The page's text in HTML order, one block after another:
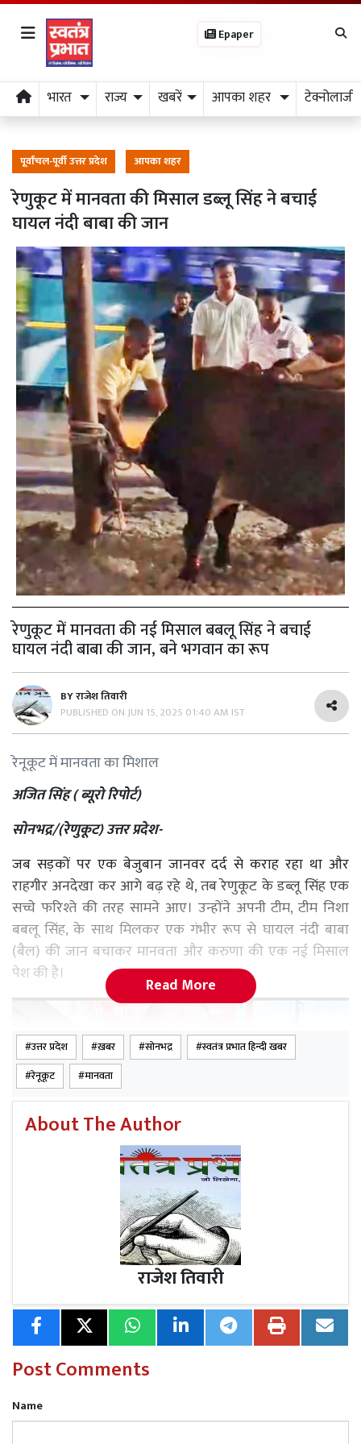
Epaper
भारत राज्य खबरें आपका शहर टेक्नोलाजी
पूर्वांचल-पूर्वी उत्तर प्रदेश आपका शहर
रेणुकूट में मानवता की मिसाल डब्लू सिंह ने बचाई
घायल नंदी बाबा की जान
रेणुकूट में मानवता की नई मिसाल बबलू सिंह ने बचाई
घायल नंदी बाबा की जान, बने भगवान का रूप
BYराजेश तिवारी
PUBLISHED ONJUN 15, 2025 01:40 AM IST
रेनूकूट में मानवता का मिशाल
अजित सिंह ( ब्यूरो रिपोर्ट)
सोनभद्र/(रेणुकूट) उत्तर प्रदेश-
जब सड़कों पर एक बेजुबान जानवर दर्द से कराह रहा था और
राहगीर अनदेखा कर आगे बढ़ रहे थे, तब रेणुकूट के डब्लू सिंह एक
सच्चे फरिश्ते की तरह सामने आए। उन्होंने अपनी टीम, टीम निशा
बबलू सिंह, के साथ मिलकर एक गंभीर रूप से घायल नंदी बाबा
(बैल) की जान बचाकर मानवता और करुणा की एक नई मिसाल
पेश की है।
Read More
उत्तर प्रदेश ख़बर सोनभद्र
स्वतंत्र प्रभात हिन्दी खबर
रेनूकूट
मानवता
About The Author
राजेश तिवारी
Post Comments
Name